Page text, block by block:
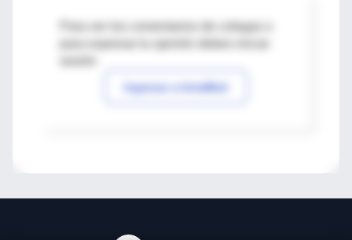
Para ver los comentarios de colegas o
Ingresar a IntraMed